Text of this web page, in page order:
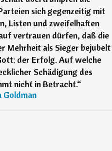
sich gegenzeitig mit
Listen und zweifelhaften
vertrauen dürfen, daß die
Mehrheit als Sieger bejubelt
der Erfolg. Auf welche
Schädigung des
nicht in Betracht.“
Goldman